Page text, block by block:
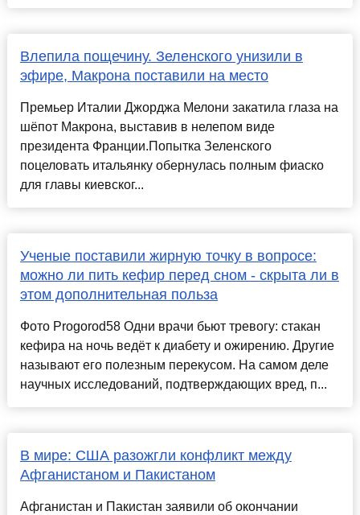
Влепила пощечину. Зеленского унизили в
эфире, Макрона поставили на место
Премьер Италии Джорджа Мелони закатила глаза на
шёпот Макрона, выставив в нелепом виде
президента Франции.Попытка Зеленского
поцеловать итальянку обернулась полным фиаско
для главы киевског...
Ученые поставили жирную точку в вопросе:
можно ли пить кефир перед сном - скрыта ли в
этом дополнительная польза
Фото Progorod58 Одни врачи бьют тревогу: стакан
кефира на ночь ведёт к диабету и ожирению. Другие
называют его полезным перекусом. На самом деле
научных исследований, подтверждающих вред, п...
В мире: США разожгли конфликт между
Афганистаном и Пакистаном
Афганистан и Пакистан заявили об окончании